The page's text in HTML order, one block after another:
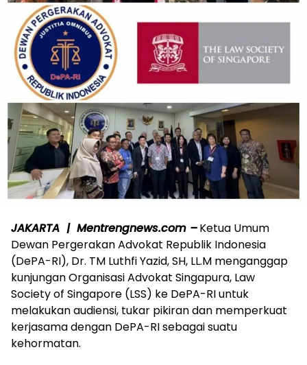
JAKARTA | Mentrengnews.com –Ketua Umum
Dewan Pergerakan Advokat Republik Indonesia
(DePA-RI), Dr. TM Luthfi Yazid, SH, LL.M menganggap
kunjungan Organisasi Advokat Singapura, Law
Society of Singapore (LSS) ke DePA-RI untuk
melakukan audiensi, tukar pikiran dan memperkuat
kerjasama dengan DePA-RI sebagai suatu
kehormatan.